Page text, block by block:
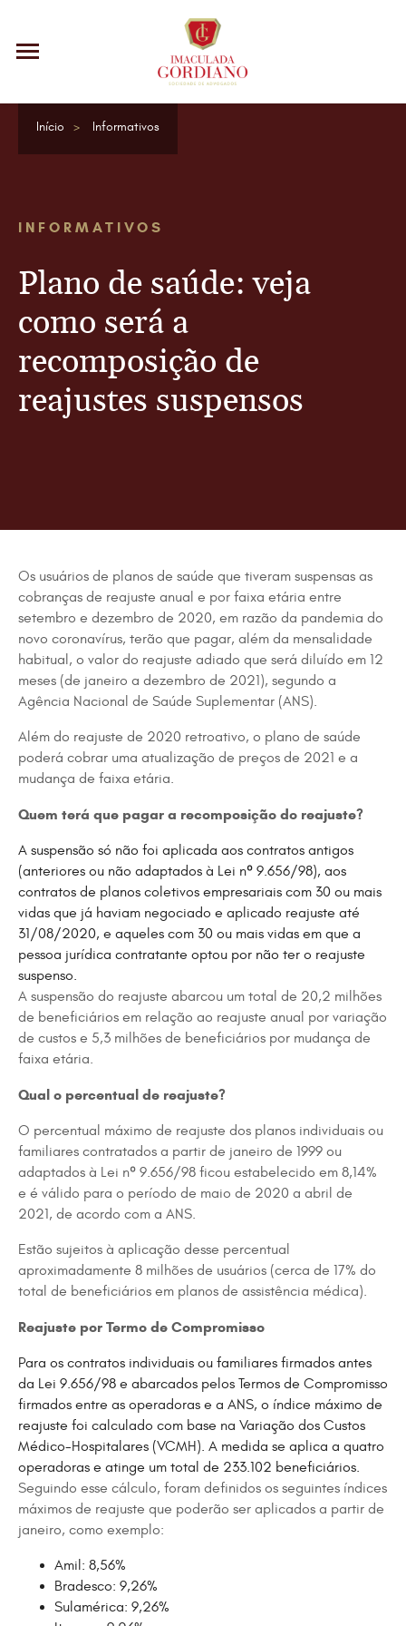
Início Informativos
INFORMATIVOS
Plano de saúde: veja
como será a
recomposição de
reajustes suspensos
Os usuários de planos de saúde que tiveram suspensas as
cobranças de reajuste anual e por faixa etária entre
setembro e dezembro de 2020, em razão da pandemia do
novo coronavírus, terão que pagar, além da mensalidade
habitual, o valor do reajuste adiado que será diluído em 12
meses (de janeiro a dezembro de 2021), segundo a
Agência Nacional de Saúde Suplementar (ANS).
Além do reajuste de 2020 retroativo, o plano de saúde
poderá cobrar uma atualização de preços de 2021 e a
mudança de faixa etária.
Quem terá que pagar a recomposição do reajuste?
A suspensão só não foi aplicada aos contratos antigos
(anteriores ou não adaptados à Lei nº 9.656/98), aos
contratos de planos coletivos empresariais com 30 ou mais
vidas que já haviam negociado e aplicado reajuste até
31/08/2020, e aqueles com 30 ou mais vidas em que a
pessoa jurídica contratante optou por não ter o reajuste
suspenso.
A suspensão do reajuste abarcou um total de 20,2 milhões
de beneficiários em relação ao reajuste anual por variação
de custos e 5,3 milhões de beneficiários por mudança de
faixa etária.
Qual o percentual de reajuste?
O percentual máximo de reajuste dos planos individuais ou
familiares contratados a partir de janeiro de 1999 ou
adaptados à Lei nº 9.656/98 ficou estabelecido em 8,14%
e é válido para o período de maio de 2020 a abril de
2021, de acordo com a ANS.
Estão sujeitos à aplicação desse percentual
aproximadamente 8 milhões de usuários (cerca de 17% do
total de beneficiários em planos de assistência médica).
Reajuste por Termo de Compromisso
Para os contratos individuais ou familiares firmados antes
da Lei 9.656/98 e abarcados pelos Termos de Compromisso
firmados entre as operadoras e a ANS, o índice máximo de
reajuste foi calculado com base na Variação dos Custos
Médico-Hospitalares (VCMH). A medida se aplica a quatro
operadoras e atinge um total de 233.102 beneficiários.
Seguindo esse cálculo, foram definidos os seguintes índices
máximos de reajuste que poderão ser aplicados a partir de
janeiro, como exemplo:
Amil: 8,56%
Bradesco: 9,26%
Sulamérica: 9,26%